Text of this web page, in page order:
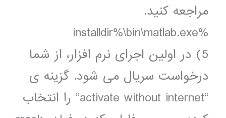
مراجعه کنید.
%installdir%\bin\matlab.exe
5) در اولین اجرای نرم افزار، از شما
درخواست سریال می شود. گزینه ی
“activate without internet” را انتخاب